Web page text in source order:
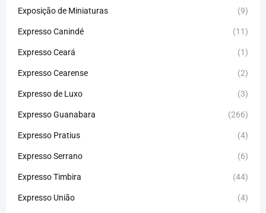
Exposição de Miniaturas (9)
Expresso Canindé (11)
Expresso Ceará (1)
Expresso Cearense (2)
Expresso de Luxo (3)
Expresso Guanabara (266)
Expresso Pratius (4)
Expresso Serrano (6)
Expresso Timbira (44)
Expresso União (4)